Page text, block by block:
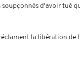
soupçonnés d'avoir tué
la libération de